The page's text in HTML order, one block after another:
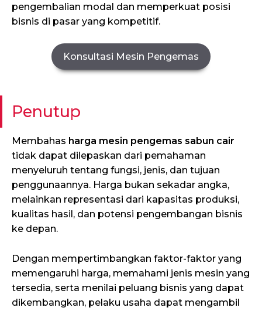
pengembalian modal dan memperkuat posisi
bisnis di pasar yang kompetitif.
Konsultasi Mesin Pengemas
Penutup
Membahas harga mesin pengemas sabun cair
tidak dapat dilepaskan dari pemahaman
menyeluruh tentang fungsi, jenis, dan tujuan
penggunaannya. Harga bukan sekadar angka,
melainkan representasi dari kapasitas produksi,
kualitas hasil, dan potensi pengembangan bisnis
ke depan.
Dengan mempertimbangkan faktor-faktor yang
memengaruhi harga, memahami jenis mesin yang
tersedia, serta menilai peluang bisnis yang dapat
dikembangkan, pelaku usaha dapat mengambil